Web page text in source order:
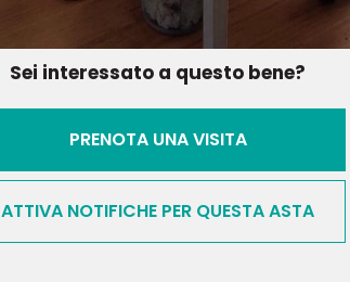
Sei interessato a questo bene?
PRENOTA UNA VISITA
ATTIVA NOTIFICHE PER QUESTA ASTA